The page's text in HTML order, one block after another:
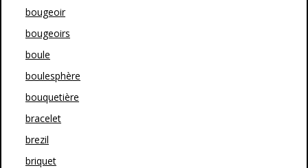
bougeoir
bougeoirs
boule
boulesphère
bouquetière
bracelet
brezil
briquet